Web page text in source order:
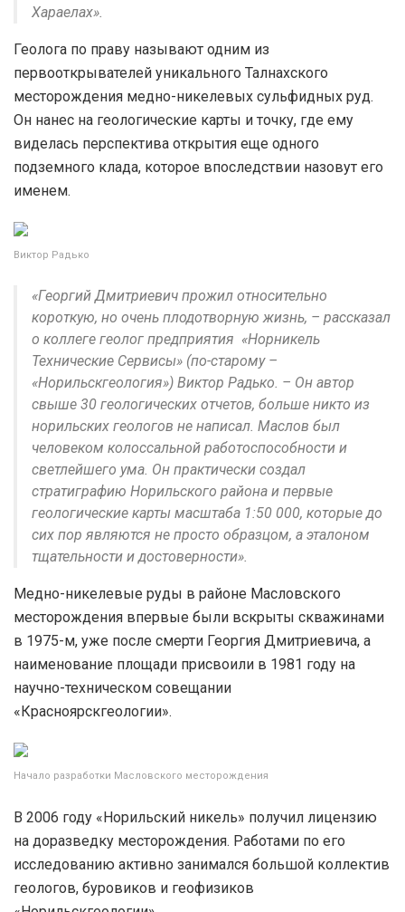
Хараелах».
Геолога по праву называют одним из
первооткрывателей уникального Талнахского
месторождения медно-никелевых сульфидных руд.
Он нанес на геологические карты и точку, где ему
виделась перспектива открытия еще одного
подземного клада, которое впоследствии назовут его
именем.
Виктор Радько
«Георгий Дмитриевич прожил относительно
короткую, но очень плодотворную жизнь, – рассказал
о коллеге геолог предприятия «Норникель
Технические Сервисы» (по-старому –
«Норильскгеология») Виктор Радько. – Он автор
свыше 30 геологических отчетов, больше никто из
норильских геологов не написал. Маслов был
человеком колоссальной работоспособности и
светлейшего ума. Он практически создал
стратиграфию Норильского района и первые
геологические карты масштаба 1:50 000, которые до
сих пор являются не просто образцом, а эталоном
тщательности и достоверности».
Медно-никелевые руды в районе Масловского
месторождения впервые были вскрыты скважинами
в 1975-м, уже после смерти Георгия Дмитриевича, а
наименование площади присвоили в 1981 году на
научно-техническом совещании
«Красноярскгеологии».
Начало разработки Масловского месторождения
В 2006 году «Норильский никель» получил лицензию
на доразведку месторождения. Работами по его
исследованию активно занимался большой коллектив
геологов, буровиков и геофизиков